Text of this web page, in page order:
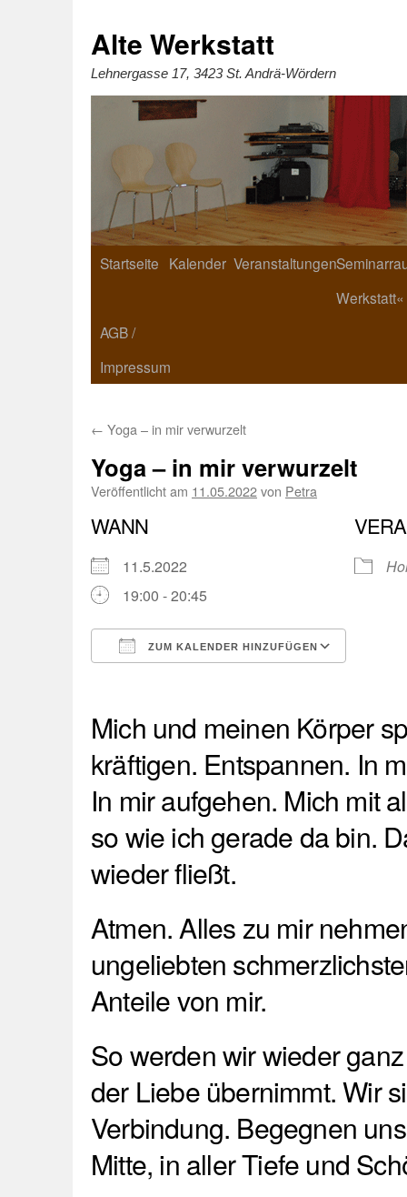
Alte Werkstatt
Lehnergasse 17, 3423 St. Andrä-Wördern
Startseite Kalender Veranstaltungen
Werkstatt«
AGB /
Impressum
← Yoga – in mir verwurzelt
Yoga – in mir verwurzelt
Veröffentlicht am 11.05.2022von Petra
WANN
11.5.2022
19:00 - 20:45
ZUM KALENDER HINZUFÜGEN
Mich und meinen Körper
kräftigen. Entspannen. In
In mir aufgehen. Mich mit
so wie ich gerade da bin.
wieder fließt.
Atmen. Alles zu mir
ungeliebten
Anteile von mir.
So werden wir wieder
der Liebe übernimmt. Wir
Verbindung. Begegnen
Mitte, in aller Tiefe und